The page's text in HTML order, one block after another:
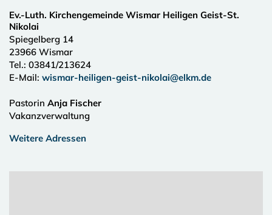
Ev.-Luth. Kirchengemeinde Wismar Heiligen Geist-St.
Nikolai
Spiegelberg 14
23966 Wismar
Tel.: 03841/213624
E-Mail: wismar-heiligen-geist-nikolai@elkm.de
Pastorin Anja Fischer
Vakanzverwaltung
Weitere Adressen